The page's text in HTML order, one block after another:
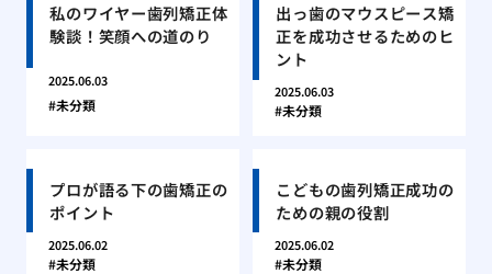
私のワイヤー歯列矯正体
験談！笑顔への道のり
2025.06.03
未分類
出っ歯のマウスピース矯
正を成功させるためのヒ
ント
2025.06.03
未分類
プロが語る下の歯矯正の
ポイント
2025.06.02
未分類
こどもの歯列矯正成功の
ための親の役割
2025.06.02
未分類